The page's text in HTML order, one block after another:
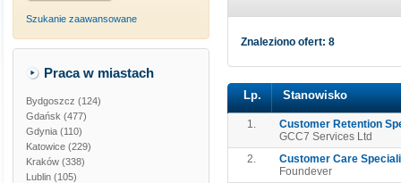
Szukanie zaawansowane
Praca w miastach
Bydgoszcz (124)
Gdańsk (477)
Gdynia (110)
Katowice (229)
Kraków (338)
Lublin (105)
Znaleziono ofert: 8
Lp. Stanowisko
1.
Customer Retention
GCC7 Services Ltd
2.
Customer Care
Foundever